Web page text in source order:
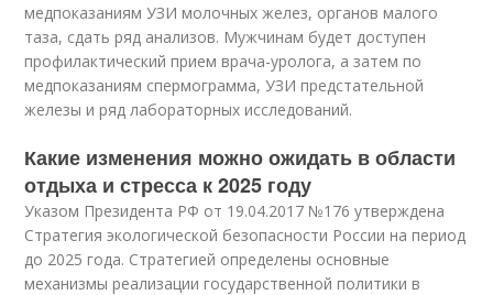
медпоказаниям УЗИ молочных желез, органов малого
таза, сдать ряд анализов. Мужчинам будет доступен
профилактический прием врача-уролога, а затем по
медпоказаниям спермограмма, УЗИ предстательной
железы и ряд лабораторных исследований.
Какие изменения можно ожидать в области
отдыха и стресса к 2025 году
Указом Президента РФ от 19.04.2017 №176 утверждена
Стратегия экологической безопасности России на период
до 2025 года. Стратегией определены основные
механизмы реализации государственной политики в